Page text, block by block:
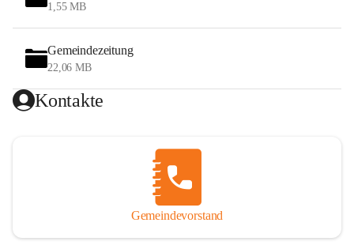
1,55 MB
Gemeindezeitung
22,06 MB
Kontakte
Gemeindevorstand